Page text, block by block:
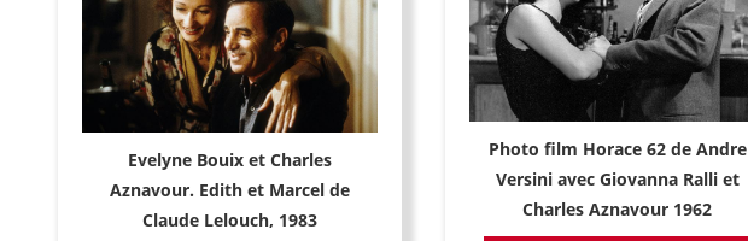
Photo film Horace 62 de Andre
Versini avec Giovanna Ralli et
Charles Aznavour 1962
Evelyne Bouix et Charles
Aznavour. Edith et Marcel de
Claude Lelouch, 1983